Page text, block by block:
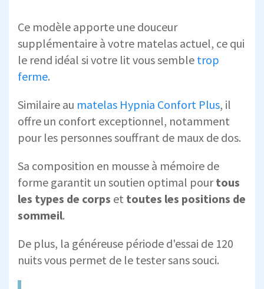
Ce modèle apporte une douceur
supplémentaire à votre matelas actuel, ce qui
le rend idéal si votre lit vous semble trop
ferme.
Similaire au matelas Hypnia Confort Plus, il
offre un confort exceptionnel, notamment
pour les personnes souffrant de maux de dos.
Sa composition en mousse à mémoire de
forme garantit un soutien optimal pourtous
les types de corps et toutes les positions de
sommeil.
De plus, la généreuse période d'essai de 120
nuits vous permet de le tester sans souci.